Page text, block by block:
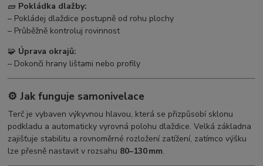
🧱 Pokládka dlažby:
– Pokládej dlaždice postupně od rohu plochy
– Průběžně kontroluj rovinnost
🧩 Úprava okrajů:
– Dokonči hrany lištami nebo profily
⚙️ Jak funguje samonivelace
Terč je vybaven výkyvnou hlavou, která se přizpůsobí sklonu
podkladu a automaticky vyrovná polohu dlaždice. Velká základna
zajišťuje stabilitu a rovnoměrné rozložení zatížení, zatímco výšku
lze přesně nastavit v rozsahu 80–130 mm.